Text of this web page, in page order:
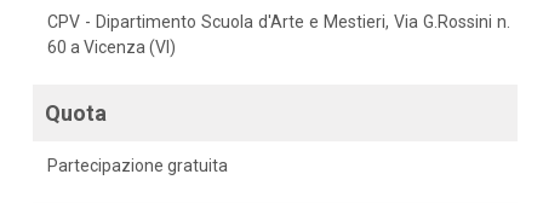
CPV - Dipartimento Scuola d'Arte e Mestieri, Via G.Rossini n.
60 a Vicenza (VI)
Quota
Partecipazione gratuita